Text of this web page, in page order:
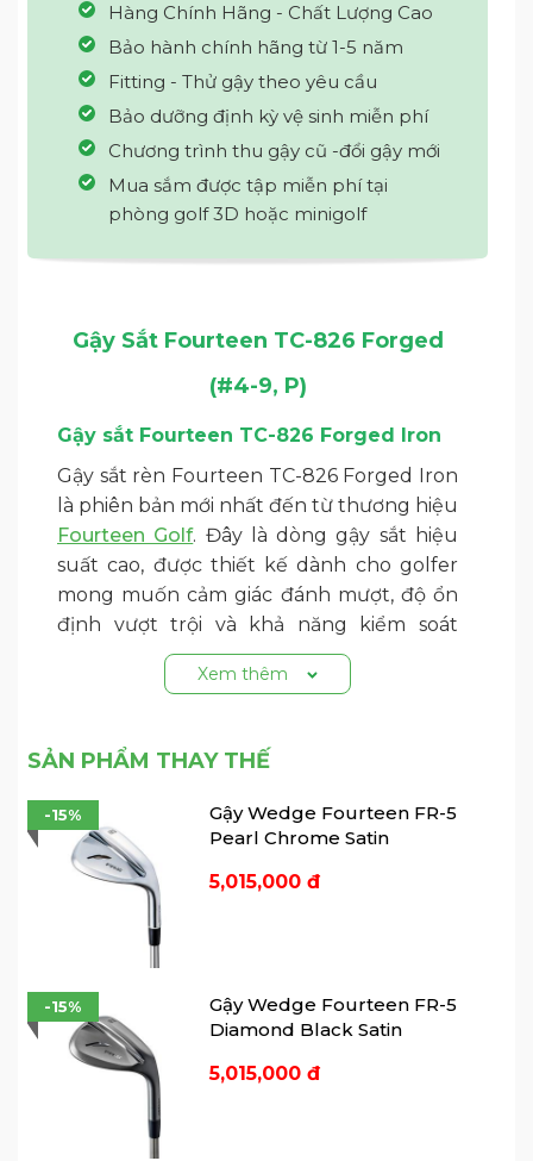
Hàng Chính Hãng - Chất Lượng Cao
Bảo hành chính hãng từ 1-5 năm
Fitting - Thử gậy theo yêu cầu
Bảo dưỡng định kỳ vệ sinh miễn phí
Chương trình thu gậy cũ -đổi gậy mới
Mua sắm được tập miễn phí tại
phòng golf 3D hoặc minigolf
Gậy Sắt Fourteen TC-826 Forged
(#4-9, P)
Gậy sắt Fourteen TC-826 Forged Iron
Gậy sắt rèn Fourteen TC-826 Forged Iron
là phiên bản mới nhất đến từ thương hiệu
Fourteen Golf. Đây là dòng gậy sắt hiệu
suất cao, được thiết kế dành cho golfer
mong muốn cảm giác đánh mượt, độ ổn
định vượt trội và khả năng kiểm soát
chính xác từng cú đánh.
Gậy Sắt Fourteen TC-826 Forged (2025)
Xem thêm
SẢN PHẨM THAY THẾ
Gậy Wedge Fourteen FR-5
Pearl Chrome Satin
5,015,000 đ
-15%
Gậy Wedge Fourteen FR-5
Diamond Black Satin
5,015,000 đ
-15%